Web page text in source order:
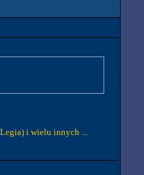
i wielu innych ...